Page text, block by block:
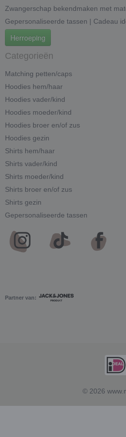
Zwangerschap bekendmaken met
Gepersonaliseerde tassen | Cadeau
Herroeping
Categorieën
Matching petten/caps
Hoodies hem/haar
Hoodies vader/kind
Hoodies moeder/kind
Hoodies broer en/of zus
Hoodies gezin
Shirts hem/haar
Shirts vader/kind
Shirts moeder/kind
Shirts broer en/of zus
Shirts gezin
Gepersonaliseerde tassen
Partner van:
© 2026